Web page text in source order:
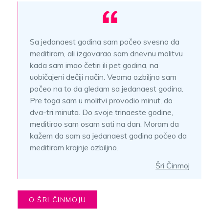
Sa jedanaest godina sam počeo svesno da
meditiram, ali izgovarao sam dnevnu molitvu
kada sam imao četiri ili pet godina, na
uobičajeni dečiji način. Veoma ozbiljno sam
počeo na to da gledam sa jedanaest godina.
Pre toga sam u molitvi provodio minut, do
dva-tri minuta. Do svoje trinaeste godine,
meditirao sam osam sati na dan. Moram da
kažem da sam sa jedanaest godina počeo da
meditiram krajnje ozbiljno.
Šri Činmoj
O ŠRI ČINMOJU